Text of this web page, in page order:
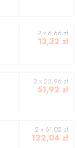
2 x 6,66 zł
13,32 zł
2 x 25,96 zł
51,92 zł
2 x 61,02 zł
122,04 zł